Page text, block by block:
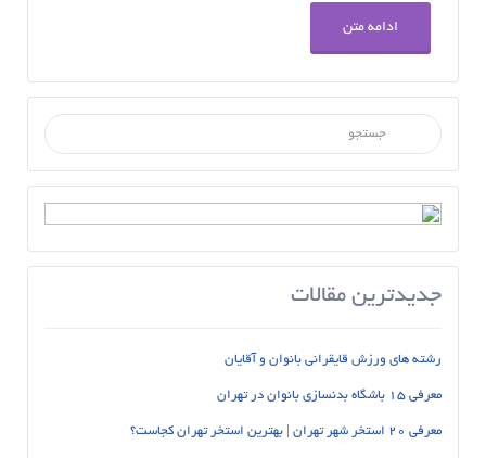
ادامه متن
جستجو برای :
جدیدترین مقالات
رشته های ورزش قایقرانی بانوان و آقایان
معرفی 15 باشگاه بدنسازی بانوان در تهران
معرفی 20 استخر شهر تهران | بهترین استخر تهران کجاست؟